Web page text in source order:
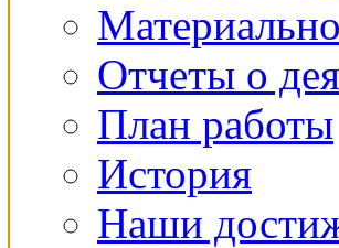
Отчеты о
План работы
История
Наши